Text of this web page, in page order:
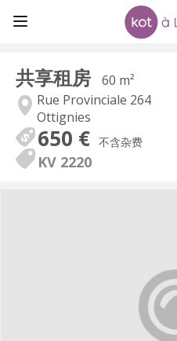
共享租房
60 m²
Rue Provinciale 264
Ottignies
650 € 不含杂费
KV 2220